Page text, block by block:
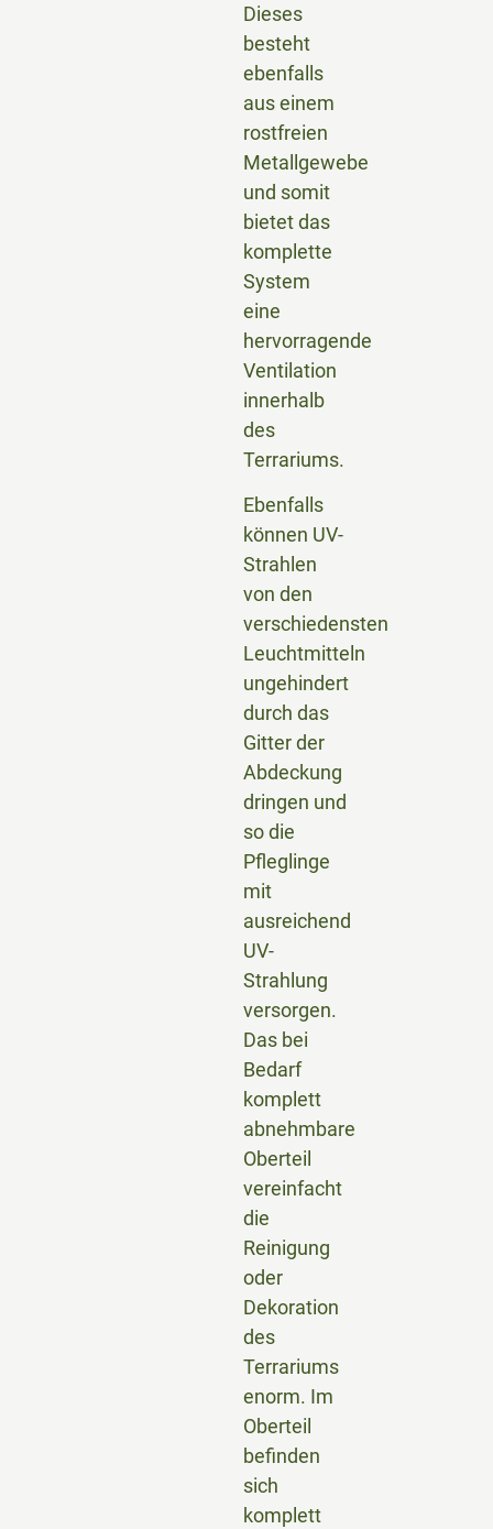
Dieses
besteht
ebenfalls
aus einem
rostfreien
Metallgewebe
und somit
bietet das
komplette
System
eine
hervorragende
Ventilation
innerhalb
des
Terrariums.
Ebenfalls
können UV-
Strahlen
von den
verschiedensten
Leuchtmitteln
ungehindert
durch das
Gitter der
Abdeckung
dringen und
so die
Pfleglinge
mit
ausreichend
UV-
Strahlung
versorgen.
Das bei
Bedarf
komplett
abnehmbare
Oberteil
vereinfacht
die
Reinigung
oder
Dekoration
des
Terrariums
enorm. Im
Oberteil
befinden
sich
komplett